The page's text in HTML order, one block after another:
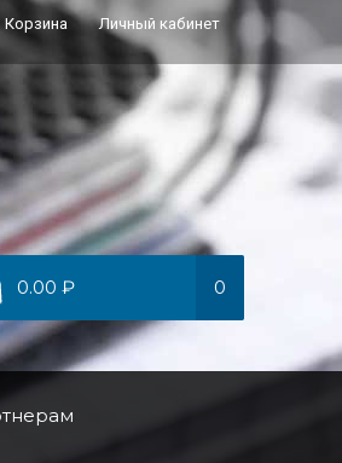
Корзина Личный кабинет
0.00 ₽ 0